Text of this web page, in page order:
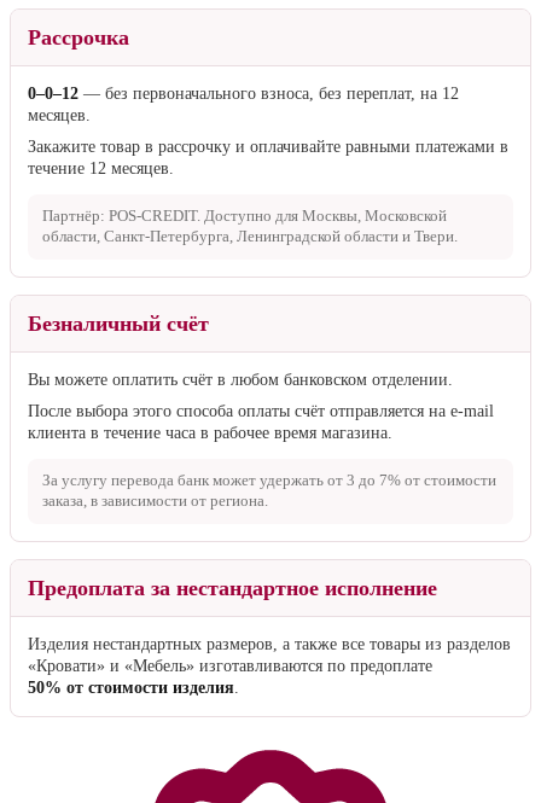
Рассрочка
0–0–12 — без первоначального взноса, без переплат, на 12
месяцев.
Закажите товар в рассрочку и оплачивайте равными платежами в
течение 12 месяцев.
Партнёр: POS-CREDIT. Доступно для Москвы, Московской
области, Санкт-Петербурга, Ленинградской области и Твери.
Безналичный счёт
Вы можете оплатить счёт в любом банковском отделении.
После выбора этого способа оплаты счёт отправляется на e-mail
клиента в течение часа в рабочее время магазина.
За услугу перевода банк может удержать от 3 до 7% от стоимости
заказа, в зависимости от региона.
Предоплата за нестандартное исполнение
Изделия нестандартных размеров, а также все товары из разделов
«Кровати» и «Мебель» изготавливаются по предоплате
50% от стоимости изделия